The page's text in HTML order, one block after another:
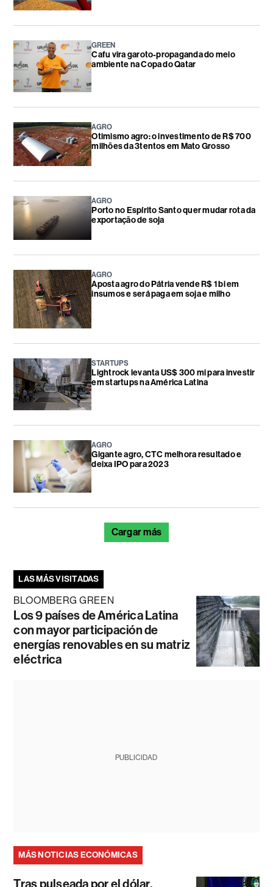
GREEN
Cafu vira garoto-propaganda do meio
ambiente na Copa do Qatar
AGRO
Otimismo agro: o investimento de R$ 700
milhões da 3tentos em Mato Grosso
AGRO
Porto no Espírito Santo quer mudar rota da
exportação de soja
AGRO
Aposta agro do Pátria vende R$ 1 bi em
insumos e será paga em soja e milho
STARTUPS
Lightrock levanta US$ 300 mi para investir
em startups na América Latina
AGRO
Gigante agro, CTC melhora resultado e
deixa IPO para 2023
Cargar más
LAS MÁS VISITADAS
BLOOMBERG GREEN
Los 9 países de América Latina
con mayor participación de
energías renovables en su matriz
eléctrica
PUBLICIDAD
MÁS NOTICIAS ECONÓMICAS
Tras pulseada por el dólar,